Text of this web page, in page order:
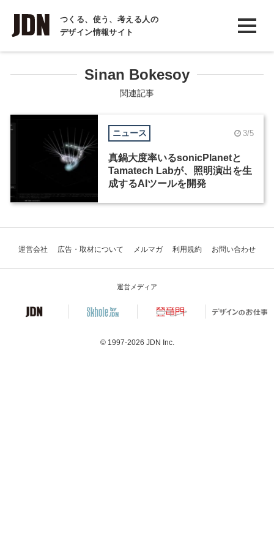
つくる、使う、考える人の
デザイン情報サイト
INTERVIEW
インタビュー
REPORT
COLUMN
コラム
Sinan Bokesoy
関連記事
ニュース 3/5
真鍋大度率いるsonicPlanetと
Tamatech Labが、照明演出を生
成するAIツールを開発
運営会社 広告・取材について メルマガ 利用規約 お問い合わせ
運営メディア
© 1997-2026 JDN Inc.